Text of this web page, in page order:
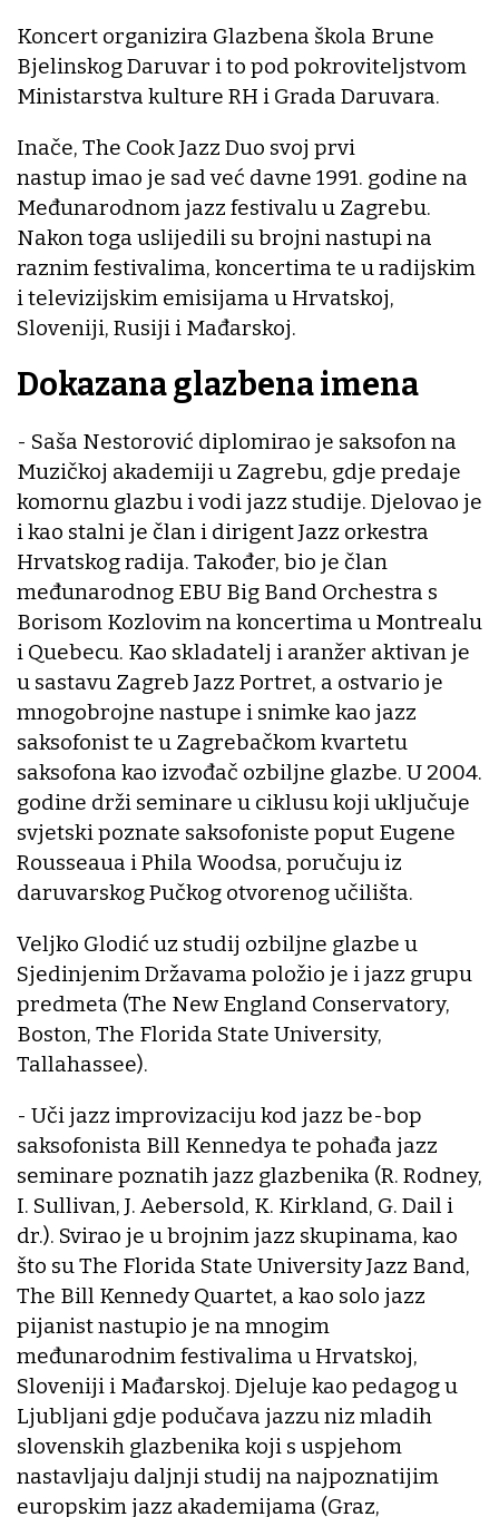
Koncert organizira Glazbena škola Brune
Bjelinskog Daruvar i to pod pokroviteljstvom
Ministarstva kulture RH i Grada Daruvara.
Inače, The Cook Jazz Duo svoj prvi
nastup imao je sad već davne 1991. godine na
Međunarodnom jazz festivalu u Zagrebu.
Nakon toga uslijedili su brojni nastupi na
raznim festivalima, koncertima te u radijskim
i televizijskim emisijama u Hrvatskoj,
Sloveniji, Rusiji i Mađarskoj.
Dokazana glazbena imena
- Saša Nestorović diplomirao je saksofon na
Muzičkoj akademiji u Zagrebu, gdje predaje
komornu glazbu i vodi jazz studije. Djelovao je
i kao stalni je član i dirigent Jazz orkestra
Hrvatskog radija. Također, bio je član
međunarodnog EBU Big Band Orchestra s
Borisom Kozlovim na koncertima u Montrealu
i Quebecu. Kao skladatelj i aranžer aktivan je
u sastavu Zagreb Jazz Portret, a ostvario je
mnogobrojne nastupe i snimke kao jazz
saksofonist te u Zagrebačkom kvartetu
saksofona kao izvođač ozbiljne glazbe. U 2004.
godine drži seminare u ciklusu koji uključuje
svjetski poznate saksofoniste poput Eugene
Rousseaua i Phila Woodsa, poručuju iz
daruvarskog Pučkog otvorenog učilišta.
Veljko Glodić uz studij ozbiljne glazbe u
Sjedinjenim Državama položio je i jazz grupu
predmeta (The New England Conservatory,
Boston, The Florida State University,
Tallahassee).
- Uči jazz improvizaciju kod jazz be-bop
saksofonista Bill Kennedya te pohađa jazz
seminare poznatih jazz glazbenika (R. Rodney,
I. Sullivan, J. Aebersold, K. Kirkland, G. Dail i
dr.). Svirao je u brojnim jazz skupinama, kao
što su The Florida State University Jazz Band,
The Bill Kennedy Quartet, a kao solo jazz
pijanist nastupio je na mnogim
međunarodnim festivalima u Hrvatskoj,
Sloveniji i Mađarskoj. Djeluje kao pedagog u
Ljubljani gdje podučava jazzu niz mladih
slovenskih glazbenika koji s uspjehom
nastavljaju daljnji studij na najpoznatijim
europskim jazz akademijama (Graz,